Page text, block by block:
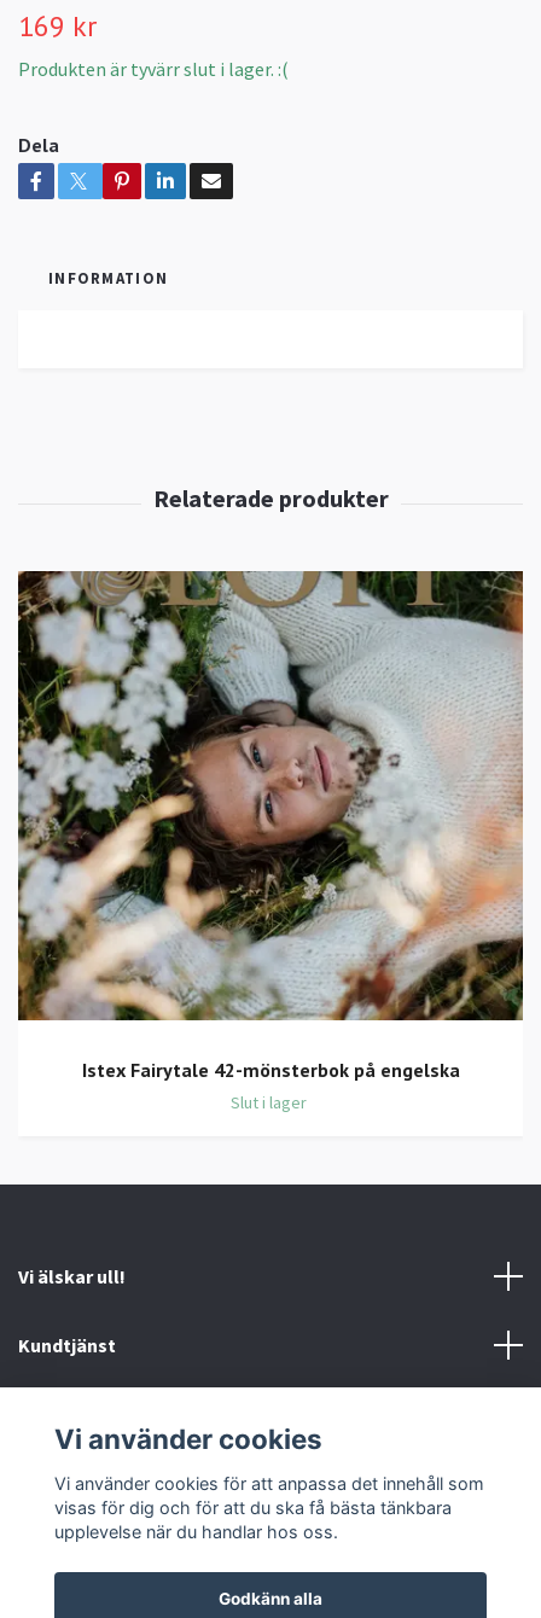
169 kr
Produkten är tyvärr slut i lager. :(
Dela
INFORMATION
Istex Fairytale 42-mönsterbok på engelska
Slut i lager
Vi älskar ull!
Kundtjänst
Sociala medier
Vi använder cookies
Vi använder cookies för att anpassa det innehåll som
visas för dig och för att du ska få bästa tänkbara
upplevelse när du handlar hos oss.
Godkänn alla